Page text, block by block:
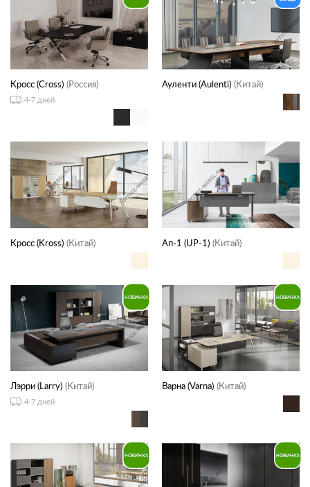
Кросс (Cross) (Россия)
4-7 дней
Ауленти (Aulenti) (Китай)
Кросс (Kross) (Китай) Ап-1 (UP-1) (Китай)
Лэрри (Larry) (Китай)
4-7 дней
Варна (Varna) (Китай)